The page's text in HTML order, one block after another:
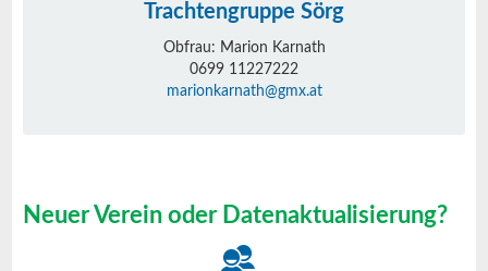
Trachtengruppe Sörg
Obfrau: Marion Karnath
0699 11227222
marionkarnath@gmx.at
Neuer Verein oder Datenaktualisierung?